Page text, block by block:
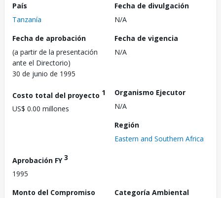
País
Tanzanía
Fecha de divulgación
N/A
Fecha de aprobación
(a partir de la presentación
ante el Directorio)
30 de junio de 1995
Fecha de vigencia
N/A
Costo total del proyecto 1
US$ 0.00 millones
Organismo Ejecutor
N/A
Región
Eastern and Southern Africa
Aprobación FY3
1995
Monto del Compromiso
Categoría Ambiental